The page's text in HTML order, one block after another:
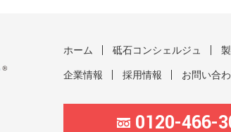
ホーム 砥石コンシェルジュ
企業情報 採用情報 お問い合
0120-466-